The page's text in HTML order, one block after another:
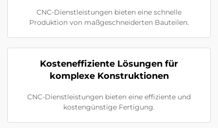
CNC-Dienstleistungen bieten eine schnelle
Produktion von maßgeschneiderten Bauteilen.
Kosteneffiziente Lösungen für
komplexe Konstruktionen
CNC-Dienstleistungen bieten eine effiziente und
kostengünstige Fertigung.